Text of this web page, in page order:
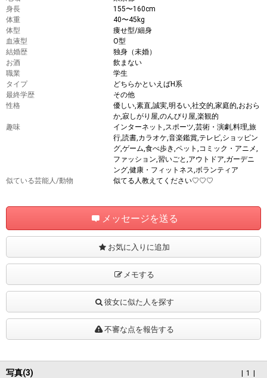
身長
155〜160cm
体重
40〜45kg
体型
痩せ型/細身
血液型
O型
結婚歴
独身（未婚）
お酒
飲まない
職業
学生
タイプ
どちらかといえばH系
最終学歴
その他
性格
優しい,素直,誠実,明るい,社交的,家庭的,おおら
か,寂しがり屋,のんびり屋,楽観的
趣味
インターネット,スポーツ,芸術・演劇,料理,旅
行,読書,カラオケ,音楽鑑賞,テレビ,ショッピン
グ,ゲーム,食べ歩き,ペット,コミック・アニメ,
ファッション,習いごと,アウトドア,ガーデニ
ング,健康・フィットネス,ボランティア
似ている芸能人/動物
似てる人教えてください♡♡♡
メッセージを送る
お気に入りに追加
メモする
彼女に似た人を探す
不審な点を報告する
1
写真(3)